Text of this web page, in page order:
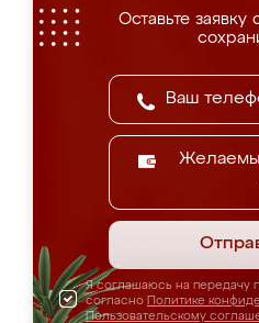
Оставьте заявку
Я соглашаюсь на передачу
согласно Политике
Пользовательскому